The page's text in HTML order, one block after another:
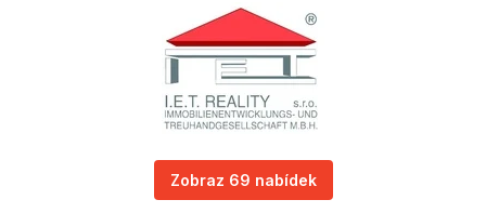
Zobraz 69 nabídek